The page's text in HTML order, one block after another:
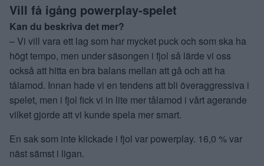
Vill få igång powerplay-spelet
Kan du beskriva det mer?
– Vi vill vara ett lag som har mycket puck och som ska ha
högt tempo, men under säsongen i fjol så lärde vi oss
också att hitta en bra balans mellan att gå och att ha
tålamod. Innan hade vi en tendens att bli överaggressiva i
spelet, men i fjol fick vi in lite mer tålamod i vårt agerande
vilket gjorde att vi kunde spela mer smart.
En sak som inte klickade i fjol var powerplay. 16,0 % var
näst sämst i ligan.